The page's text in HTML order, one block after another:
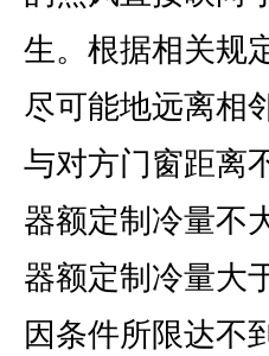
生。根据相关规
尽可能地远离相
与对方门窗距离
器额定制冷量不
器额定制冷量大
因条件所限达不